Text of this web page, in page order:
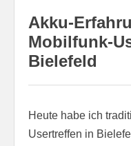
Akku-
Mobilfunk-
Bielefeld
Heute habe ich
Usertreffen in